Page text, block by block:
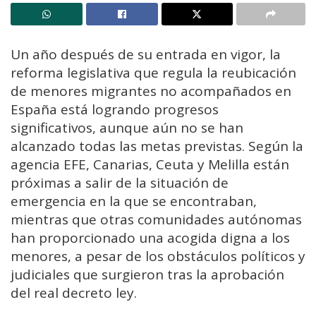
Un año después de su entrada en vigor, la
reforma legislativa que regula la reubicación
de menores migrantes no acompañados en
España está logrando progresos
significativos, aunque aún no se han
alcanzado todas las metas previstas. Según la
agencia EFE, Canarias, Ceuta y Melilla están
próximas a salir de la situación de
emergencia en la que se encontraban,
mientras que otras comunidades autónomas
han proporcionado una acogida digna a los
menores, a pesar de los obstáculos políticos y
judiciales que surgieron tras la aprobación
del real decreto ley.